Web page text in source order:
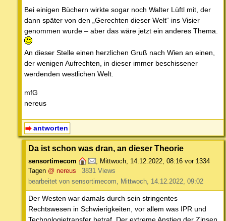
Bei einigen Büchern wirkte sogar noch Walter Lüftl mit, der
dann später von den „Gerechten dieser Welt“ ins Visier
genommen wurde – aber das wäre jetzt ein anderes Thema.
An dieser Stelle einen herzlichen Gruß nach Wien an einen,
der wenigen Aufrechten, in dieser immer beschissener
werdenden westlichen Welt.
mfG
nereus
antworten
Da ist schon was dran, an dieser Theorie
sensortimecom , Mittwoch, 14.12.2022, 08:16 vor 1334
Tagen @ nereus
3831 Views
bearbeitet von sensortimecom, Mittwoch, 14.12.2022, 09:02
Der Westen war damals durch sein stringentes
Rechtswesen in Schwierigkeiten, vor allem was IPR und